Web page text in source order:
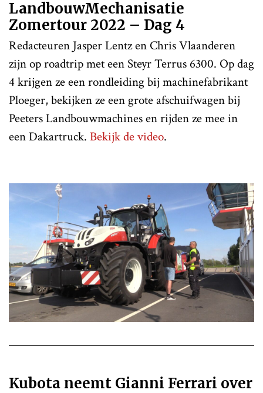
LandbouwMechanisatie
Zomertour 2022 – Dag 4
Redacteuren Jasper Lentz en Chris Vlaanderen
zijn op roadtrip met een Steyr Terrus 6300. Op dag
4 krijgen ze een rondleiding bij machinefabrikant
Ploeger, bekijken ze een grote afschuifwagen bij
Peeters Landbouwmachines en rijden ze mee in
een Dakartruck. Bekijk de video.
Kubota neemt Gianni Ferrari over